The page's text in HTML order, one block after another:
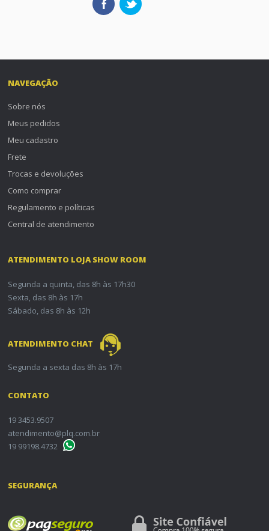
NAVEGAÇÃO
Sobre nós
Meus pedidos
Meu cadastro
Frete
Trocas e devoluções
Como comprar
Regulamento e políticas
Central de atendimento
ATENDIMENTO LOJA SHOW ROOM
Segunda a quinta, das 8h às 17h30
Sexta, das 8h às 17h
Sábado, das 8h às 12h
ATENDIMENTO CHAT
Segunda a sexta das 8h às 17h
CONTATO
19 3453.9507
atendimento@plq.com.br
19 99198.4732
SEGURANÇA